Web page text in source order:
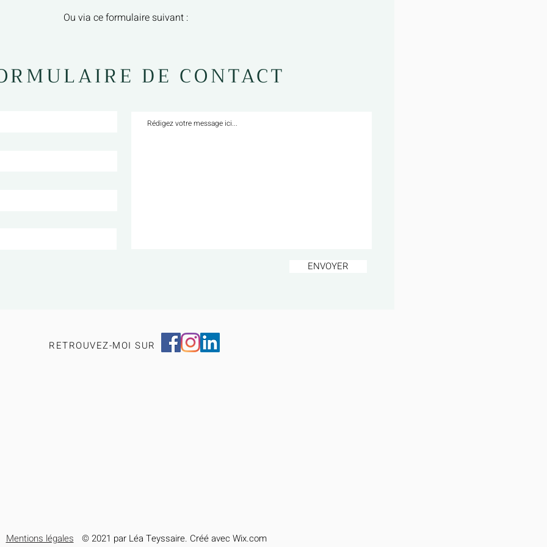
Ou via ce formulaire suivant :
DE CONTACT
ENVOYER
RETROUVEZ-MOI SUR
Mentions légales © 2021 par Léa Teyssaire. Créé avec Wix.com